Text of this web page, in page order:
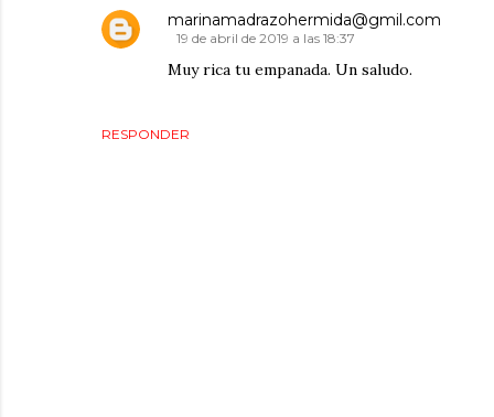
RESPONDER
marinamadrazohermida@gmil.com
19 de abril de 2019 a las 18:37
Muy rica tu empanada. Un saludo.